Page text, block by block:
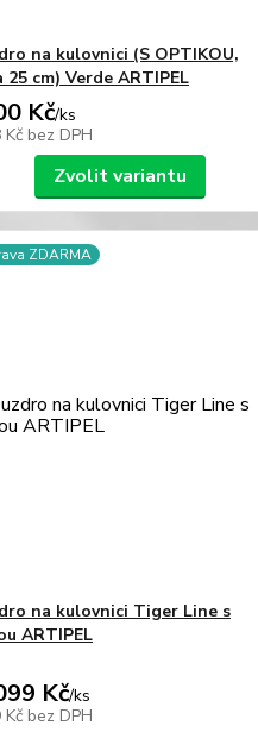
na kulovnici (S OPTIKOU,
25 cm) Verde ARTIPEL
Kč/ks
Kč bez DPH
Zvolit variantu
ZDARMA
na kulovnici Tiger Line s
ARTIPEL
Kč/ks
Kč bez DPH